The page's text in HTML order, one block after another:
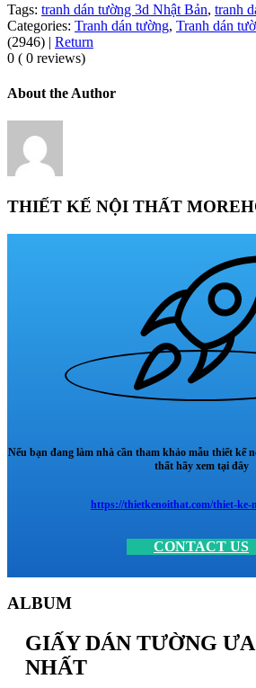
Tags: tranh dán tường 3d Nhật Bản, tranh
Categories: Tranh dán tường, Tranh dán
(2946) | Return
0 ( 0 reviews)
About the Author
THIẾT KẾ NỘI THẤT
Nếu bạn đang làm nhà cần tham khảo mẫu thiết kế
thất hãy xem tại đây
https://thietkenoithat.com/thiet-ke-
CONTACT US
ALBUM
GIẤY DÁN TƯỜNG
NHẤT